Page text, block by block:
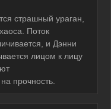
страшный ураган,
Поток
и Дэнни
лицом к лицу
прочность.